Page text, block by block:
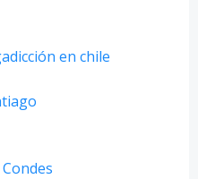
en chile